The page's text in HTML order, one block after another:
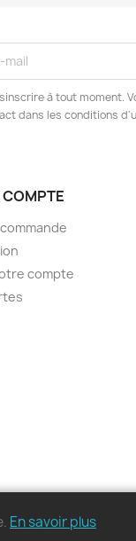
à tout moment.
dans les conditions
compte
réservés
En savoir plus